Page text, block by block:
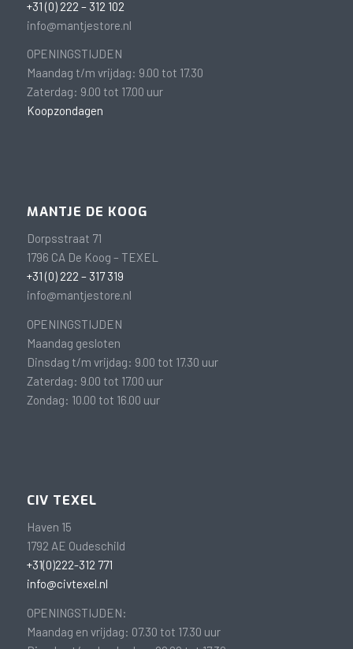
+31 (0) 222 – 312 102
info@mantjestore.nl
OPENINGSTIJDEN
Maandag t/m vrijdag: 9.00 tot 17.30
Zaterdag: 9.00 tot 17.00 uur
Koopzondagen
MANTJE DE KOOG
Dorpsstraat 71
1796 CA De Koog – TEXEL
+31 (0) 222 – 317 319
info@mantjestore.nl
OPENINGSTIJDEN
Maandag gesloten
Dinsdag t/m vrijdag: 9.00 tot 17.30 uur
Zaterdag: 9.00 tot 17.00 uur
Zondag: 10.00 tot 16.00 uur
CIV TEXEL
Haven 15
1792 AE Oudeschild
+31(0)222-312 771
info@civtexel.nl
OPENINGSTIJDEN:
Maandag en vrijdag: 07.30 tot 17.30 uur